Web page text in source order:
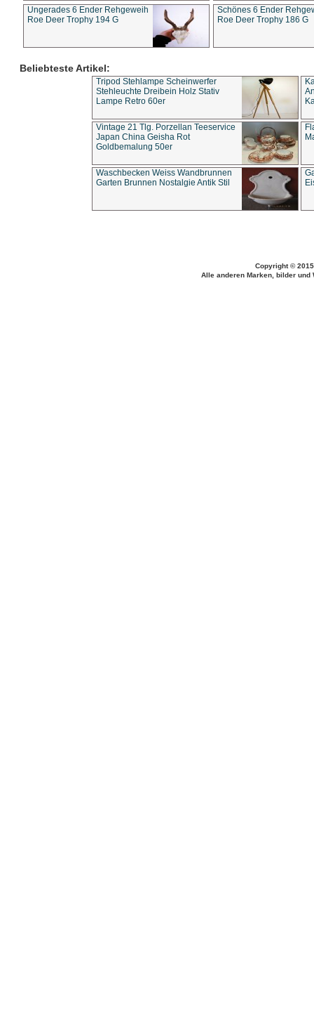
Ungerades 6 Ender Rehgeweih
Roe Deer Trophy 194 G
Schönes 6 Ender
Roe Deer Trophy 186 G
Beliebteste Artikel:
Tripod Stehlampe Scheinwerfer
Stehleuchte Dreibein Holz Stativ
Lampe Retro 60er
Vintage 21 Tlg. Porzellan Teeservice
Japan China Geisha Rot
Goldbemalung 50er
Waschbecken Weiss Wandbrunnen
Garten Brunnen Nostalgie Antik Stil
Copyright ©
Alle anderen Marken, bilder und